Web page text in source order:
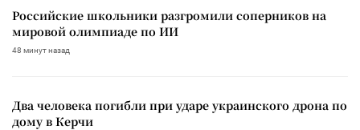
Российские школьники разгромили соперников на
мировой олимпиаде по ИИ
48 минут назад
Два человека погибли при ударе украинского дрона по
дому в Керчи